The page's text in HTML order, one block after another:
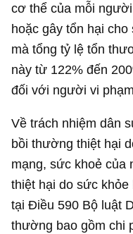
cơ thể của mỗi
hoặc gây tổn hại
mà tổng tỷ lệ tổn
này từ 122% đến
đối với người vi
Về trách nhiệm dân
bồi thường thiệt hại
mạng, sức khoẻ
thiệt hại do sức khỏe
tại Điều 590 Bộ luật
thường bao gồm chi